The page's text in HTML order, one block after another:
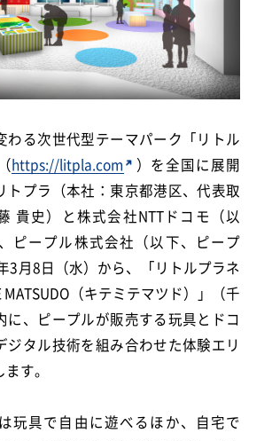
わる次世代型テーマパーク「リトル
https://litpla.com
）を全国に展開
トプラ（本社：東京都港区、代表取
貴史）と株式会社NTTドコモ（以
ピープル株式会社（以下、ピープ
3月8日（水）から、「リトルプラネ
MATSUDO（キテミテマツド）」（千
に、ピープルが販売する玩具とドコ
ジタル技術を組み合わせた体験エリ
す。
玩具で自由に遊べるほか、自宅で